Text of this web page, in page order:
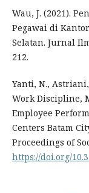
Wau, J. (2021).
Pegawai di
Selatan. Jurnal
212.
Yanti, N.,
Work Discipline,
Employee
Centers Batam
Proceedings of
https://doi.org/